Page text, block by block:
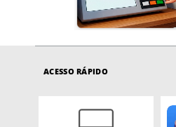
ACESSO RÁPIDO